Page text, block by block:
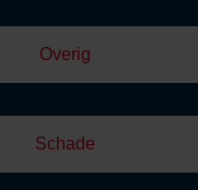
Overig
Schade